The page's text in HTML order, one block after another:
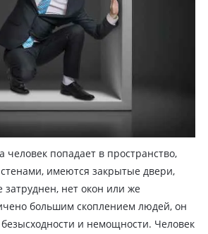
человек попадает в пространство,
имеются закрытые двери,
затруднен, нет окон или же
большим скоплением людей, он
и немощности. Человек